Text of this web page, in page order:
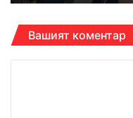
Вашият коментар